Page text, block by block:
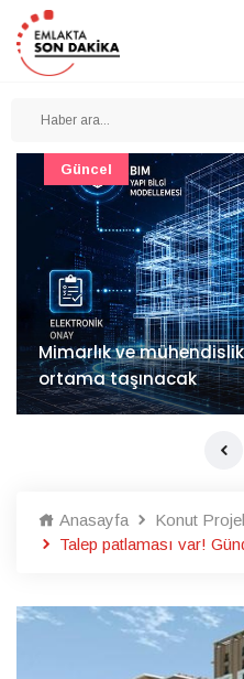
Mimarlık ve
ortama taşınacak
Güncel
Anasayfa
Konut
Talep patlaması var!